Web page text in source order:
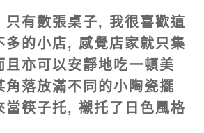
只有數張桌子, 我很喜歡這
多的小店, 感覺店家就只集
且亦可以安靜地吃一頓美
落放滿不同的小陶瓷擺
當筷子托, 襯托了日色風格